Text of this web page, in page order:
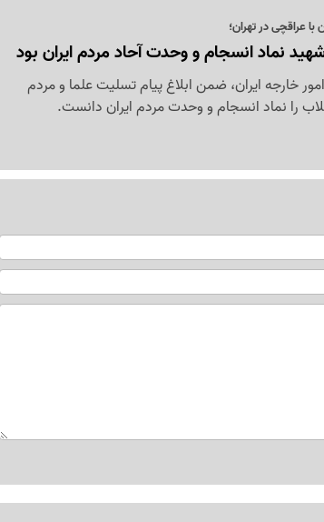
عراقچی در تهران؛
نماد انسجام و وحدت آحاد مردم ایران بود
خارجه ایران، ضمن ابلاغ پیام تسلیت علما و مردم
را نماد انسجام و وحدت مردم ایران دانست.